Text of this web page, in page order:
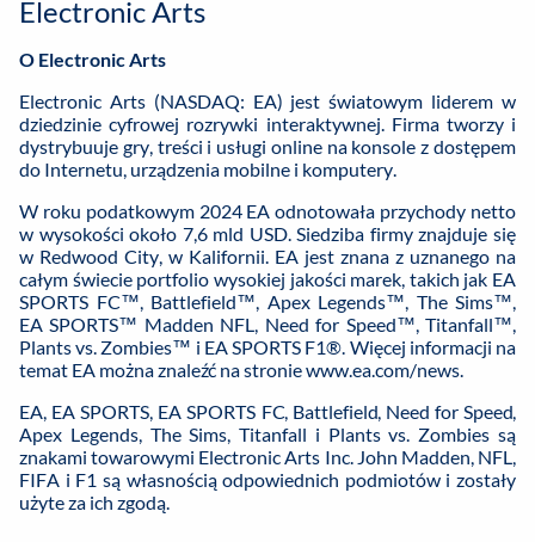
Electronic Arts
O Electronic Arts
Electronic Arts (NASDAQ: EA) jest światowym liderem w
dziedzinie cyfrowej rozrywki interaktywnej. Firma tworzy i
dystrybuuje gry, treści i usługi online na konsole z dostępem
do Internetu, urządzenia mobilne i komputery.
W roku podatkowym 2024 EA odnotowała przychody netto
w wysokości około 7,6 mld USD. Siedziba firmy znajduje się
w Redwood City, w Kalifornii. EA jest znana z uznanego na
całym świecie portfolio wysokiej jakości marek, takich jak EA
SPORTS FC™, Battlefield™, Apex Legends™, The Sims™,
EA SPORTS™ Madden NFL, Need for Speed™, Titanfall™,
Plants vs. Zombies™ i EA SPORTS F1®. Więcej informacji na
temat EA można znaleźć na stroniewww.ea.com/news.
EA, EA SPORTS, EA SPORTS FC, Battlefield, Need for Speed,
Apex Legends, The Sims, Titanfall i Plants vs. Zombies są
znakami towarowymi Electronic Arts Inc. John Madden, NFL,
FIFA i F1 są własnością odpowiednich podmiotów i zostały
użyte za ich zgodą.